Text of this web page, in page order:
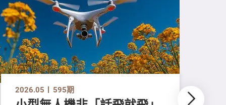
2026.05 595期